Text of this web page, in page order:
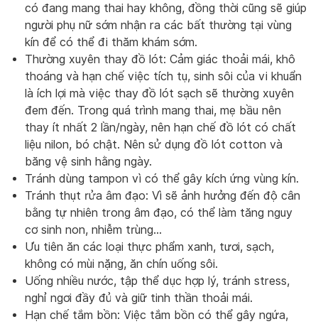
có đang mang thai hay không, đồng thời cũng sẽ giúp
người phụ nữ sớm nhận ra các bất thường tại vùng
kín để có thể đi thăm khám sớm.
Thường xuyên thay đồ lót: Cảm giác thoải mái, khô
thoáng và hạn chế việc tích tụ, sinh sôi của vi khuẩn
là ích lợi mà việc thay đồ lót sạch sẽ thường xuyên
đem đến. Trong quá trình mang thai, mẹ bầu nên
thay ít nhất 2 lần/ngày, nên hạn chế đồ lót có chất
liệu nilon, bó chật. Nên sử dụng đồ lót cotton và
băng vệ sinh hằng ngày.
Tránh dùng tampon vì có thể gây kích ứng vùng kín.
Tránh thụt rửa âm đạo: Vì sẽ ảnh hưởng đến độ cân
bằng tự nhiên trong âm đạo, có thể làm tăng nguy
cơ sinh non, nhiễm trùng…
Ưu tiên ăn các loại thực phẩm xanh, tươi, sạch,
không có mùi nặng, ăn chín uống sôi.
Uống nhiều nước, tập thể dục hợp lý, tránh stress,
nghỉ ngơi đầy đủ và giữ tinh thần thoải mái.
Hạn chế tắm bồn: Việc tắm bồn có thể gây ngứa,